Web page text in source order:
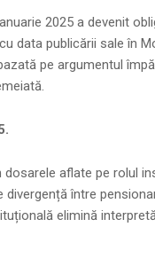
2025 a devenit
data publicării sale în
pe argumentul
aflate pe rolul
între
elimină